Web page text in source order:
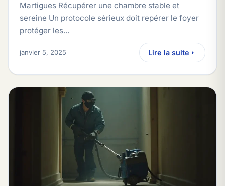
Martigues Récupérer une chambre stable et
sereine Un protocole sérieux doit repérer le foyer
protéger les...
janvier 5, 2025 Lire la suite